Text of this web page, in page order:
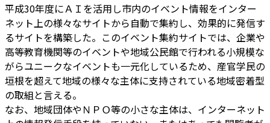
平成30年度にＡＩを活用し市内のイベント情報をインター
ネット上の様々なサイトから自動で集約し、効果的に発信す
るサイトを構築した。このイベント集約サイトでは、企業や
高等教育機関等のイベントや地域公民館で行われる小規模な
がらユニークなイベントも一元化しているため、産官学民の
垣根を超えて地域の様々な主体に支持されている地域密着型
の取組と言える。
なお、地域団体やＮＰＯ等の小さな主体は、インターネット